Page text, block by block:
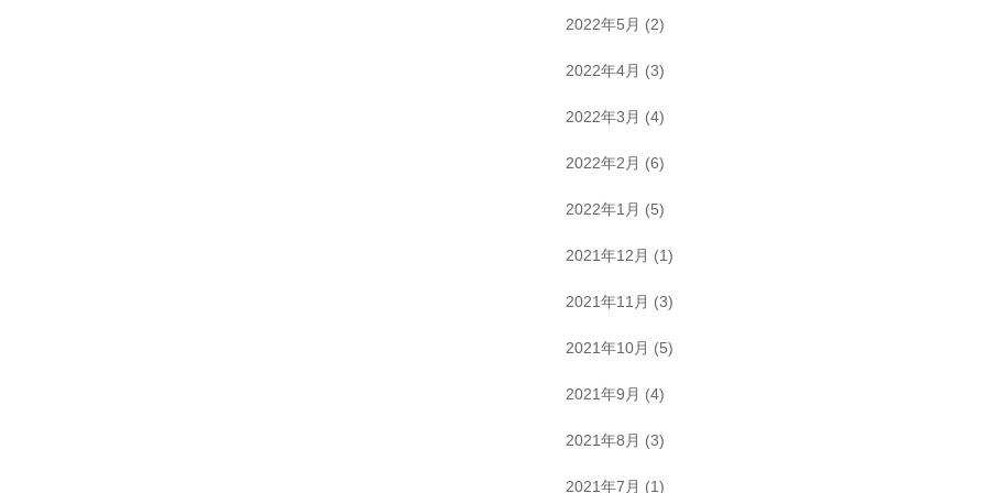
2022年5月 (2)
2022年4月 (3)
2022年3月 (4)
2022年2月 (6)
2022年1月 (5)
2021年12月 (1)
2021年11月 (3)
2021年10月 (5)
2021年9月 (4)
2021年8月 (3)
2021年7月 (1)